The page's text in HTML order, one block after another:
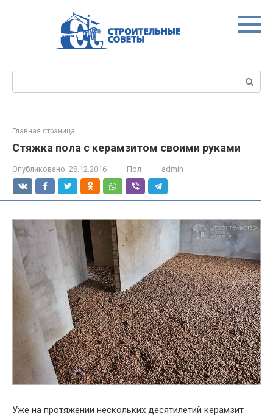
Главная страница
Стяжка пола с керамзитом своими руками
Опубликовано: 28.12.2016 Пол admin
Уже на протяжении нескольких десятилетий керамзит